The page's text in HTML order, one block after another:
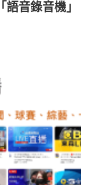
音錄音機」